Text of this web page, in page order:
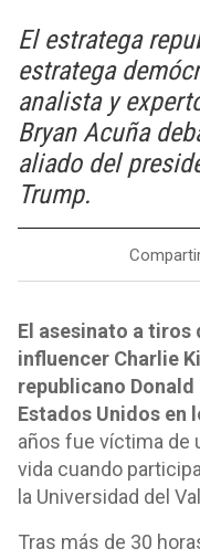
El estratega
estratega
analista y
Bryan Acuña
aliado del
Trump.
El asesinato a
influencer Charlie
republicano
Estados Unidos en
años fue víctima de
vida cuando
la Universidad del
Tras más de 30